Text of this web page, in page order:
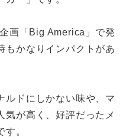
画「Big America」で発
もかなりインパクトがあ
ルドにしかない味や、マ
気が高く、好評だったメ
。